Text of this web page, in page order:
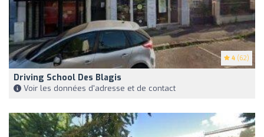
4 (62)
Driving School Des Blagis
Voir les données d'adresse et de contact